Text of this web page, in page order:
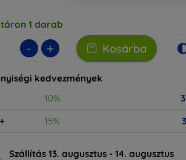
1 darab
- + Kosárba
kedvezmények
10%
15%
Szállítás 13. augusztus - 14. augusztus